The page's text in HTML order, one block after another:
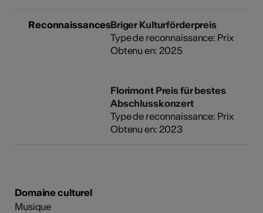
ReconnaissancesBriger Kulturförderpreis
Type de reconnaissance: Prix
Obtenu en: 2025
Florimont Preis für bestes
Abschlusskonzert
Type de reconnaissance: Prix
Obtenu en: 2023
Domaine culturel
Musique